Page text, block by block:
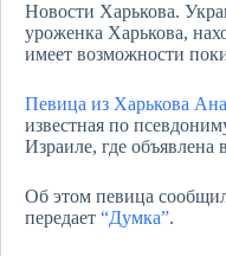
Новости Харькова.
уроженка Харькова,
имеет возможности
Певица из Харькова
известная по
Израиле, где объявлена
Об этом певица
передает “Думка”.